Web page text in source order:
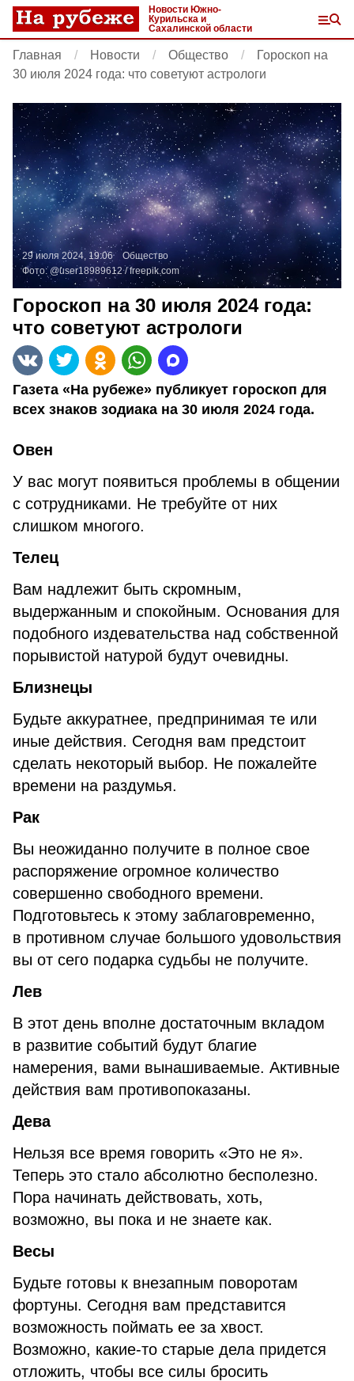
Новости Южно-
Курильска и
Сахалинской области
Главная Новости Общество
Гороскоп на
30 июля 2024 года: что советуют астрологи
29 июля 2024, 19:06
Общество
Фото: @user18989612 /freepik.com
Гороскоп на 30 июля 2024 года:
что советуют астрологи
Газета «На рубеже» публикует гороскоп для
всех знаков зодиака на 30 июля 2024 года.
Овен
У вас могут появиться проблемы в общении
с сотрудниками. Не требуйте от них
слишком многого.
Телец
Вам надлежит быть скромным,
выдержанным и спокойным. Основания для
подобного издевательства над собственной
порывистой натурой будут очевидны.
Близнецы
Будьте аккуратнее, предпринимая те или
иные действия. Сегодня вам предстоит
сделать некоторый выбор. Не пожалейте
времени на раздумья.
Рак
Вы неожиданно получите в полное свое
распоряжение огромное количество
совершенно свободного времени.
Подготовьтесь к этому заблаговременно,
в противном случае большого удовольствия
вы от сего подарка судьбы не получите.
Лев
В этот день вполне достаточным вкладом
в развитие событий будут благие
намерения, вами вынашиваемые. Активные
действия вам противопоказаны.
Дева
Нельзя все время говорить «Это не я».
Теперь это стало абсолютно бесполезно.
Пора начинать действовать, хоть,
возможно, вы пока и не знаете как.
Весы
Будьте готовы к внезапным поворотам
фортуны. Сегодня вам представится
возможность поймать ее за хвост.
Возможно, какие-то старые дела придется
отложить, чтобы все силы бросить